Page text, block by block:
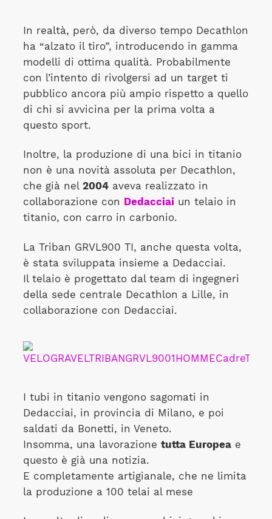
In realtà, però, da diverso tempo Decathlon
ha “alzato il tiro”, introducendo in gamma
modelli di ottima qualità. Probabilmente
con l’intento di rivolgersi ad un target ti
pubblico ancora più ampio rispetto a quello
di chi si avvicina per la prima volta a
questo sport.
Inoltre, la produzione di una bici in titanio
non è una novità assoluta per Decathlon,
che già nel 2004aveva realizzato in
collaborazione con Dedacciaiun telaio in
titanio, con carro in carbonio.
La Triban GRVL900 TI, anche questa volta,
è stata sviluppata insieme a Dedacciai.
Il telaio è progettato dal team di ingegneri
della sede centrale Decathlon a Lille, in
collaborazione con Dedacciai.
I tubi in titanio vengono sagomati in
Dedacciai, in provincia di Milano, e poi
saldati da Bonetti, in Veneto.
Insomma, una lavorazione tutta Europeae
questo è già una notizia.
E completamente artigianale, che ne limita
la produzione a 100 telai al mese